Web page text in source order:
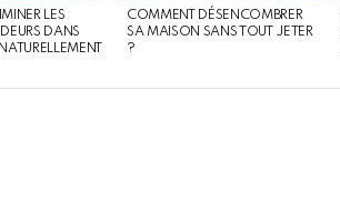
LES
DANS
COMMENT DÉSENCOMBRER
SA MAISON SANS TOUT JETER
?